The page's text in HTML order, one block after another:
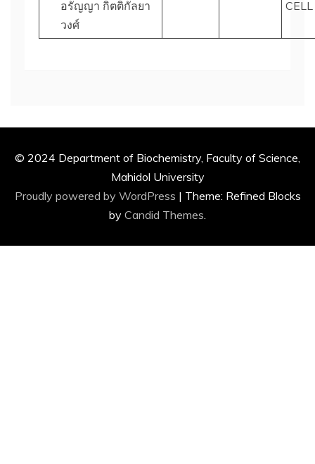
อรัญญา กิตติกัลยา
วงศ์
© 2024 Department of Biochemistry, Faculty of Science,
Mahidol University
Proudly powered by WordPress | Theme: Refined Blocks
by Candid Themes.